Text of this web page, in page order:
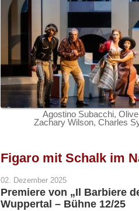
Agostino Subacchi,
Zachary Wilson, Charles
Figaro mit Schalk im
02. Dezember 2025
Premiere von „Il Barbiere
Wuppertal – Bühne 12/25